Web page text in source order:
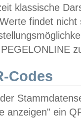
klassische
findet
Codes
anzeigen" ein